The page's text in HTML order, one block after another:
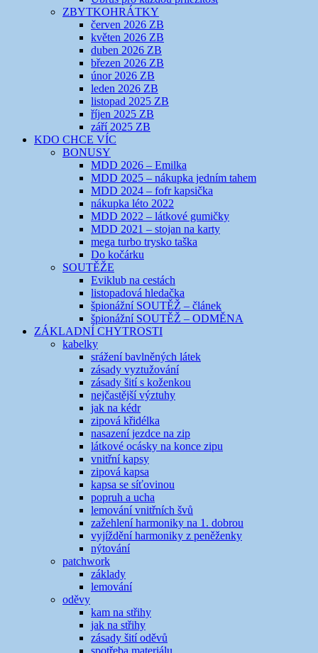
ZBYTKOHRÁTKY
červen 2026 ZB
květen 2026 ZB
duben 2026 ZB
březen 2026 ZB
únor 2026 ZB
leden 2026 ZB
listopad 2025 ZB
říjen 2025 ZB
září 2025 ZB
KDO CHCE VÍC
BONUSY
MDD 2026 – Emilka
MDD 2025 – nákupka jedním tahem
MDD 2024 – fofr kapsička
nákupka léto 2022
MDD 2022 – látkové gumičky
MDD 2021 – stojan na karty
mega turbo trysko taška
Do kočárku
SOUTĚŽE
Eviklub na cestách
listopadová hledačka
špionážní SOUTĚŽ – článek
špionážní SOUTĚŽ – ODMĚNA
ZÁKLADNÍ CHYTROSTI
kabelky
srážení bavlněných látek
zásady vyztužování
zásady šití s koženkou
nejčastější výztuhy
jak na kédr
zipová křidélka
nasazení jezdce na zip
látkové ocásky na konce zipu
vnitřní kapsy
zipová kapsa
kapsa se síťovinou
popruh a ucha
lemování vnitřních švů
zažehlení harmoniky na 1. dobrou
vyjíždění harmoniky z peněženky
nýtování
patchwork
základy
lemování
oděvy
kam na střihy
jak na střihy
zásady šití oděvů
spotřeba materiálu